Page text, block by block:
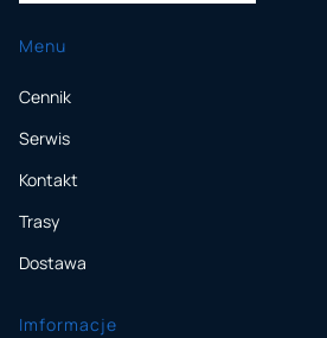
Menu
Cennik
Serwis
Kontakt
Trasy
Dostawa
Imformacje